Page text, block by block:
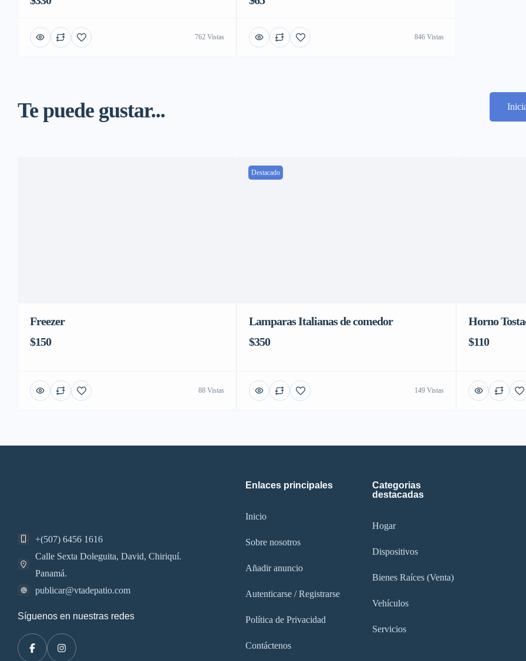
762 Vistas 846 Vistas
Te puede gustar...
Freezer
$150
88 Vistas
Destacado
Lamparas Italianas de comedor
$350
149 Vistas
Horno
$110
+(507) 6456 1616
Calle Sexta Doleguita, David, Chiriquí.
Panamá.
publicar@vtadepatio.com
Síguenos en nuestras redes
Enlaces principales
Inicio
Sobre nosotros
Añadir anuncio
Autenticarse / Registrarse
Política de Privacidad
Contáctenos
Categorias
destacadas
Hogar
Dispositivos
Bienes Raíces (Venta)
Vehículos
Servicios